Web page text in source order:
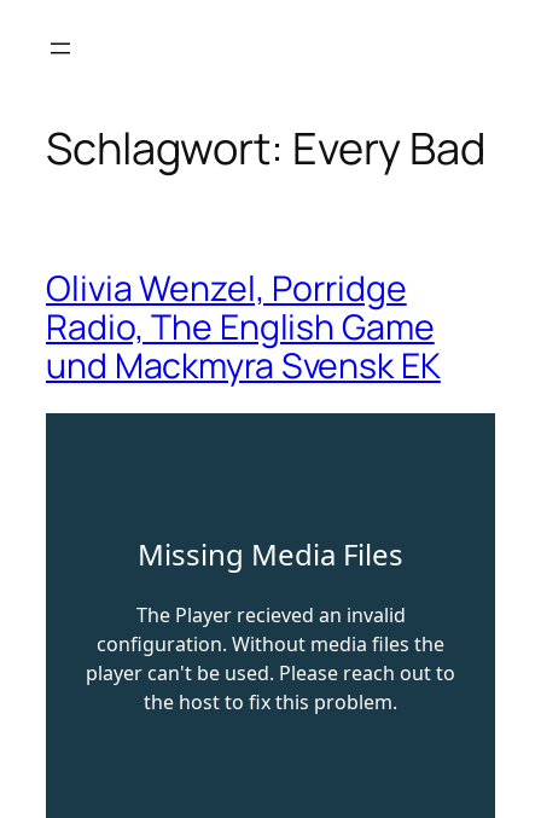
Inhalt
Schlagwort: Every Bad
Olivia Wenzel, Porridge
Radio, The English Game
und Mackmyra Svensk EK